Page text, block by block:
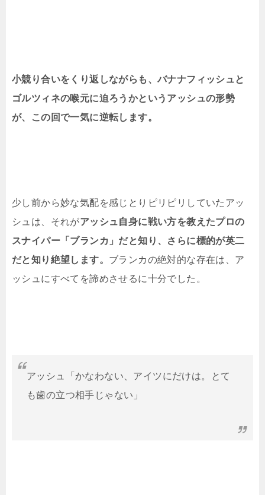
小競り合いをくり返しながらも、バナナフィッシュと
ゴルツィネの喉元に迫ろうかというアッシュの形勢
が、この回で一気に逆転します。
少し前から妙な気配を感じとりピリピリしていたアッ
シュは、それがアッシュ自身に戦い方を教えたプロの
スナイパー「ブランカ」だと知り、さらに標的が英二
だと知り絶望します。 ブランカの絶対的な存在は、ア
ッシュにすべてを諦めさせるに十分でした。
アッシュ「かなわない、アイツにだけは。とて
も歯の立つ相手じゃない」